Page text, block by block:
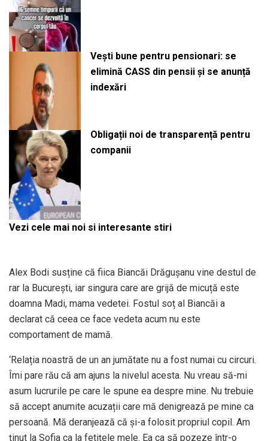
Vești bune pentru pensionari: se
elimină CASS din pensii și se anunță
indexări
Obligații noi de transparență pentru
companii
Vezi cele mai noi si interesante stiri
Alex Bodi susține că fiica Biancăi Drăgușanu vine destul de
rar la București, iar singura care are grijă de micuță este
doamna Madi, mama vedetei. Fostul soț al Biancăi a
declarat că ceea ce face vedeta acum nu este
comportament de mamă.
‘Relația noastră de un an jumătate nu a fost numai cu circuri.
Îmi pare rău că am ajuns la nivelul acesta. Nu vreau să-mi
asum lucrurile pe care le spune ea despre mine. Nu trebuie
să accept anumite acuzații care mă denigrează pe mine ca
persoană. Mă deranjează că și-a folosit propriul copil. Am
ținut la Sofia ca la fetițele mele. Ea ca să pozeze într-o